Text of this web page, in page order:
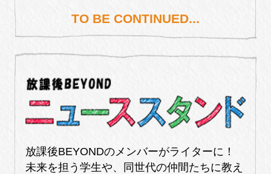
TO BE CONTINUED...
放課後BEYONDのメンバーがライターに！
未来を担う学生や、同世代の仲間たちに教え